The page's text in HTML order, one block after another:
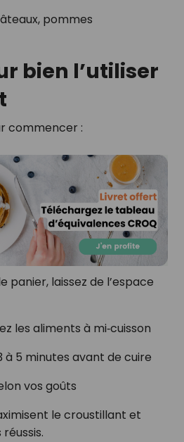
pommes
bien l’utiliser
commencer :
panier, laissez de l’espace
les aliments à mi‑cuisson
5 minutes avant de cuire
vos goûts
le croustillant et